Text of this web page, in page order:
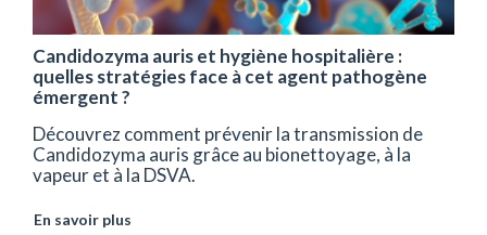
Candidozyma auris et hygiène hospitalière :
quelles stratégies face à cet agent pathogène
émergent ?
Découvrez comment prévenir la transmission de
Candidozyma auris grâce au bionettoyage, à la
vapeur et à la DSVA.
En savoir plus